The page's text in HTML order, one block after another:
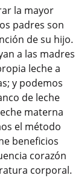
la mayor
padres son
de su hijo.
a las madres
leche a
y podemos
de leche
materna
el método
beneficios
corazón
corporal.